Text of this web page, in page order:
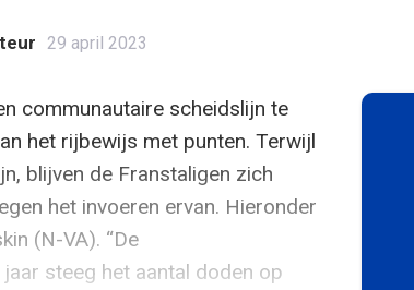
29 april 2023
communautaire scheidslijn te
het rijbewijs met punten. Terwijl
blijven de Franstaligen zich
het invoeren ervan. Hieronder
(N-VA). “De
steeg het aantal doden op